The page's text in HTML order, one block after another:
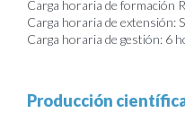
Carga horaria de formación
Carga horaria de extensión:
Carga horaria de gestión: 6
Producción